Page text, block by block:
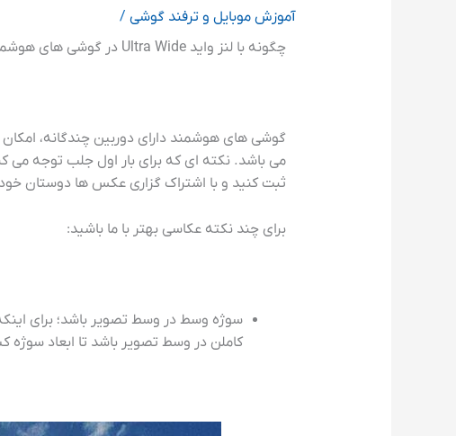
آموزش موبایل و ترفند گوشی/
چگونه با لنز واید Ultra Wide در گوشی های هوشمند عکاسی کنیم
گوشی های هوشمند دارای دوربین چندگانه، امکان
می باشد. نکته ای که برای بار اول جلب توجه
ثبت کنید و با اشتراک گزاری عکس ها دوستان خود
برای چند نکته عکاسی بهتر با ما باشید:
سوژه وسط در وسط تصویر باشد؛ برای
کاملن در وسط تصویر باشد تا ابعاد